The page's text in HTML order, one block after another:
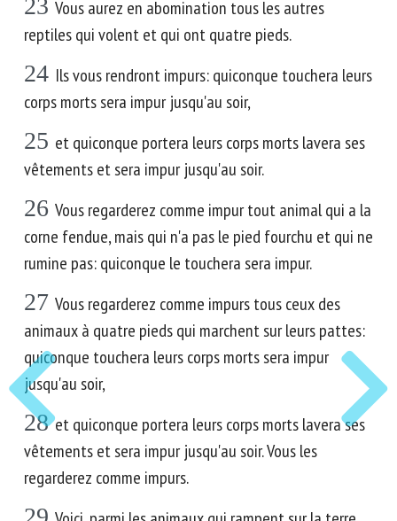
23 Vous aurez en abomination tous les autres
reptiles qui volent et qui ont quatre pieds.
24 Ils vous rendront impurs: quiconque touchera leurs
corps morts sera impur jusqu'au soir,
25 et quiconque portera leurs corps morts lavera ses
vêtements et sera impur jusqu'au soir.
26 Vous regarderez comme impur tout animal qui a la
corne fendue, mais qui n'a pas le pied fourchu et qui ne
rumine pas: quiconque le touchera sera impur.
27 Vous regarderez comme impurs tous ceux des
animaux à quatre pieds qui marchent sur leurs pattes:
quiconque touchera leurs corps morts sera impur
jusqu'au soir,
28 et quiconque portera leurs corps morts lavera ses
vêtements et sera impur jusqu'au soir. Vous les
regarderez comme impurs.